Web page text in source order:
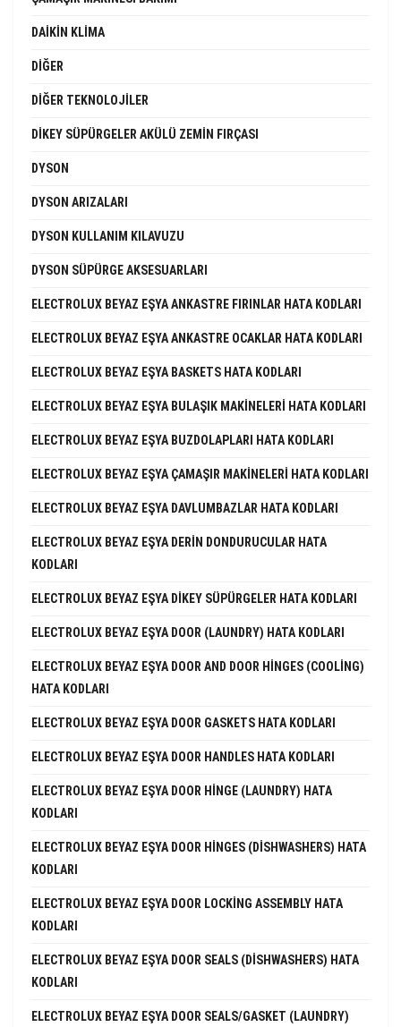
DAIKIN KLIMA
DIĞER
DIĞER TEKNOLOJILER
DIKEY SÜPÜRGELER AKÜLÜ ZEMIN FIRÇASI
DYSON
DYSON ARIZALARI
DYSON KULLANIM KILAVUZU
DYSON SÜPÜRGE AKSESUARLARI
ELECTROLUX BEYAZ EŞYA ANKASTRE FIRINLAR HATA KODLARI
ELECTROLUX BEYAZ EŞYA ANKASTRE OCAKLAR HATA KODLARI
ELECTROLUX BEYAZ EŞYA BASKETS HATA KODLARI
ELECTROLUX BEYAZ EŞYA BULAŞIK MAKINELERI HATA KODLARI
ELECTROLUX BEYAZ EŞYA BUZDOLAPLARI HATA KODLARI
ELECTROLUX BEYAZ EŞYA ÇAMAŞIR MAKINELERI HATA KODLARI
ELECTROLUX BEYAZ EŞYA DAVLUMBAZLAR HATA KODLARI
ELECTROLUX BEYAZ EŞYA DERIN DONDURUCULAR HATA
KODLARI
ELECTROLUX BEYAZ EŞYA DIKEY SÜPÜRGELER HATA KODLARI
ELECTROLUX BEYAZ EŞYA DOOR (LAUNDRY) HATA KODLARI
ELECTROLUX BEYAZ EŞYA DOOR AND DOOR HINGES (COOLING)
HATA KODLARI
ELECTROLUX BEYAZ EŞYA DOOR GASKETS HATA KODLARI
ELECTROLUX BEYAZ EŞYA DOOR HANDLES HATA KODLARI
ELECTROLUX BEYAZ EŞYA DOOR HINGE (LAUNDRY) HATA
KODLARI
ELECTROLUX BEYAZ EŞYA DOOR HINGES (DISHWASHERS) HATA
KODLARI
ELECTROLUX BEYAZ EŞYA DOOR LOCKING ASSEMBLY HATA
KODLARI
ELECTROLUX BEYAZ EŞYA DOOR SEALS (DISHWASHERS) HATA
KODLARI
ELECTROLUX BEYAZ EŞYA DOOR SEALS/GASKET (LAUNDRY)